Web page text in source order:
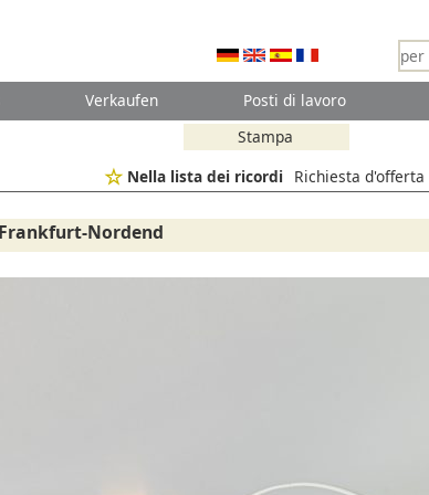
Verkaufen Posti di lavoro
Stampa
Richiesta d'offerta
Nella lista dei ricordi
Nordend